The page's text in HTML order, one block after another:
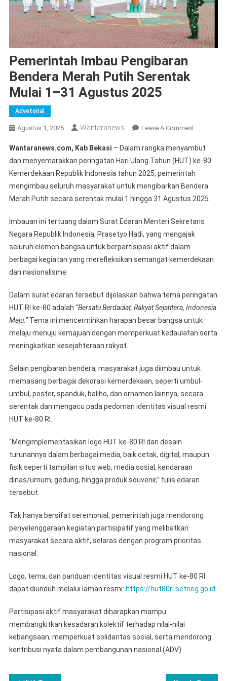
Pemerintah Imbau Pengibaran
Bendera Merah Putih Serentak
Mulai 1–31 Agustus 2025
Advetorial
Agustus 1, 2025 Wantaranews Leave A CommentOn
Imbau
Pengibaran
Bendera
Merah
Putih
Mulai
1–
Agustus
Wantaranews.com, Kab Bekasi – Dalam rangka menyambut
dan menyemarakkan peringatan Hari Ulang Tahun (HUT) ke-80
Kemerdekaan Republik Indonesia tahun 2025, pemerintah
mengimbau seluruh masyarakat untuk mengibarkan Bendera
Merah Putih secara serentak mulai 1 hingga 31 Agustus 2025.
Imbauan ini tertuang dalam Surat Edaran Menteri Sekretaris
Negara Republik Indonesia, Prasetyo Hadi, yang mengajak
seluruh elemen bangsa untuk berpartisipasi aktif dalam
berbagai kegiatan yang merefleksikan semangat kemerdekaan
dan nasionalisme.
Dalam surat edaran tersebut dijelaskan bahwa tema peringatan
HUT RI ke-80 adalah “Bersatu Berdaulat, Rakyat Sejahtera, Indonesia
Maju.”Tema ini mencerminkan harapan besar bangsa untuk
melaju menuju kemajuan dengan memperkuat kedaulatan serta
meningkatkan kesejahteraan rakyat.
Selain pengibaran bendera, masyarakat juga diimbau untuk
memasang berbagai dekorasi kemerdekaan, seperti umbul-
umbul, poster, spanduk, baliho, dan ornamen lainnya, secara
serentak dan mengacu pada pedoman identitas visual resmi
HUT ke-80 RI.
“Mengimplementasikan logo HUT ke-80 RI dan desain
turunannya dalam berbagai media, baik cetak, digital, maupun
fisik seperti tampilan situs web, media sosial, kendaraan
dinas/umum, gedung, hingga produk souvenir,” tulis edaran
tersebut.
Tak hanya bersifat seremonial, pemerintah juga mendorong
penyelenggaraan kegiatan partisipatif yang melibatkan
masyarakat secara aktif, selaras dengan program prioritas
nasional.
Logo, tema, dan panduan identitas visual resmi HUT ke-80 RI
dapat diunduh melalui laman resmi: https://hut80ri.setneg.go.id
Partisipasi aktif masyarakat diharapkan mampu
membangkitkan kesadaran kolektif terhadap nilai-nilai
kebangsaan, memperkuat solidaritas sosial, serta mendorong
kontribusi nyata dalam pembangunan nasional.(ADV)